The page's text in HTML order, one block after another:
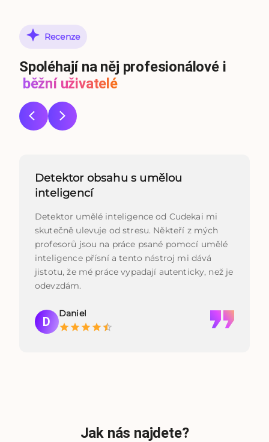
Recenze
Spoléhají na něj profesionálové i
běžní uživatelé
Detektor obsahu s umělou
inteligencí
Detektor umělé inteligence od Cudekai mi
skutečně ulevuje od stresu. Někteří z mých
profesorů jsou na práce psané pomocí umělé
inteligence přísní a tento nástroj mi dává
jistotu, že mé práce vypadají autenticky, než je
odevzdám.
D
Daniel
Jak nás najdete?